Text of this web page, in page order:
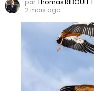
parThomas RIBOULET
2 mois ago